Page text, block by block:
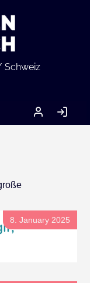
Schweiz
MEIN
ACCOUNT
IN
8. January 2025